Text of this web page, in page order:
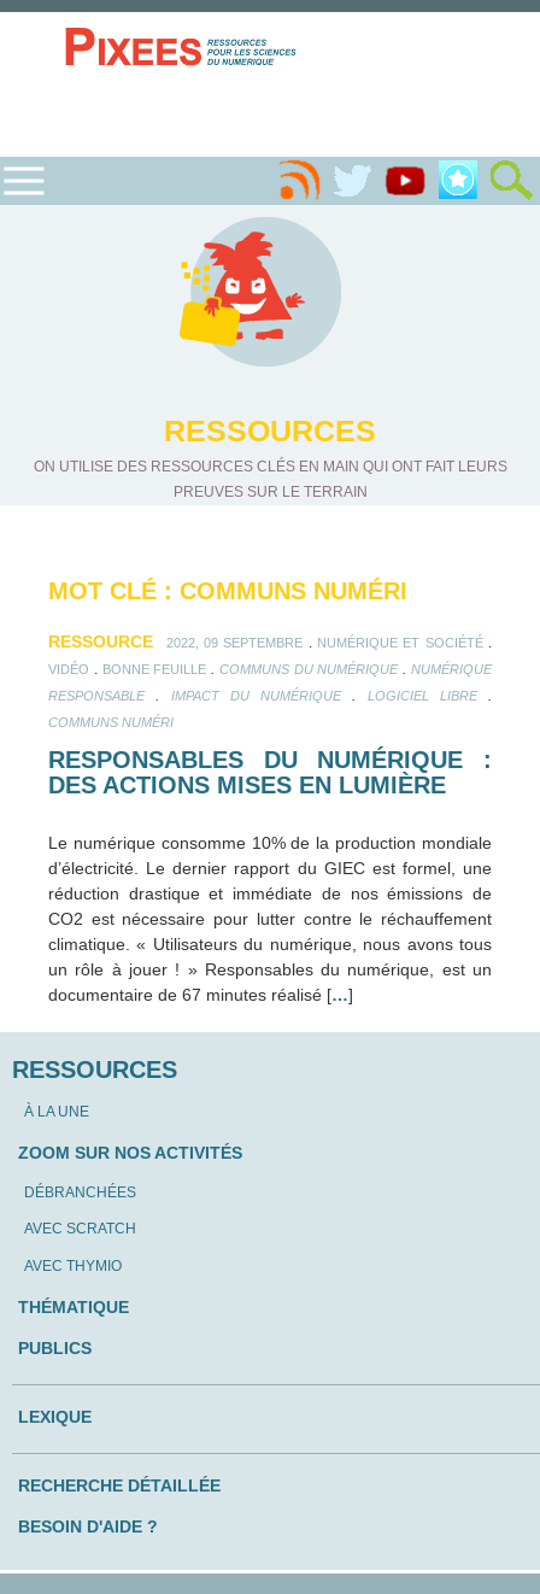
RESSOURCES
ON UTILISE DES RESSOURCES CLÉS EN MAIN QUI ONT FAIT LEURS
PREUVES SUR LE TERRAIN
MOT CLÉ : COMMUNS NUMÉRI
RESSOURCE 2022, 09 SEPTEMBRE NUMÉRIQUE ET SOCIÉTÉ.
VIDÉO BONNE FEUILLE COMMUNS DU NUMÉRIQUE.NUMÉRIQUE
RESPONSABLE. IMPACT DU NUMÉRIQUE. LOGICIEL LIBRE.
COMMUNS NUMÉRI
RESPONSABLES DU NUMÉRIQUE :
DES ACTIONS MISES EN LUMIÈRE
Le numérique consomme 10% de la production mondiale
d’électricité. Le dernier rapport du GIEC est formel, une
réduction drastique et immédiate de nos émissions de
CO2 est nécessaire pour lutter contre le réchauffement
climatique. « Utilisateurs du numérique, nous avons tous
un rôle à jouer ! » Responsables du numérique, est un
documentaire de 67 minutes réalisé […]
RESSOURCES
À LA UNE
ZOOM SUR NOS ACTIVITÉS
DÉBRANCHÉES
AVEC SCRATCH
AVEC THYMIO
THÉMATIQUE
PUBLICS
LEXIQUE
RECHERCHE DÉTAILLÉE
BESOIN D'AIDE ?